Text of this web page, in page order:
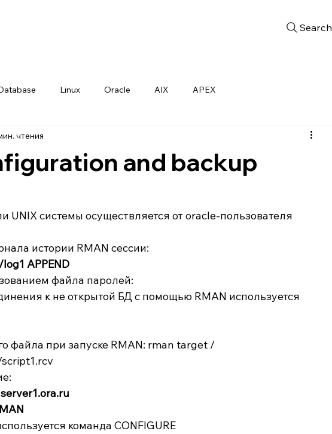
Search
Linux Oracle AIX APEX
and backup
чтения
UNIX системы осуществляется от oracle-пользователя
истории RMAN сессии:
APPEND
файла паролей:
к не открытой БД с помощью RMAN используется
файла при запуске RMAN: rman target /
команда CONFIGURE